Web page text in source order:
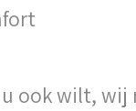
u ook wilt, wij